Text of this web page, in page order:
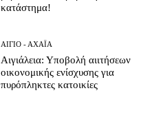
κατάστημα!
ΑΊΓΙΟ - ΑΧΑΪ́Α
Αιγιάλεια: Υποβολή αιιτήσεων
οικονομικής ενίσχυσης για
πυρόπληκτες κατοικίες